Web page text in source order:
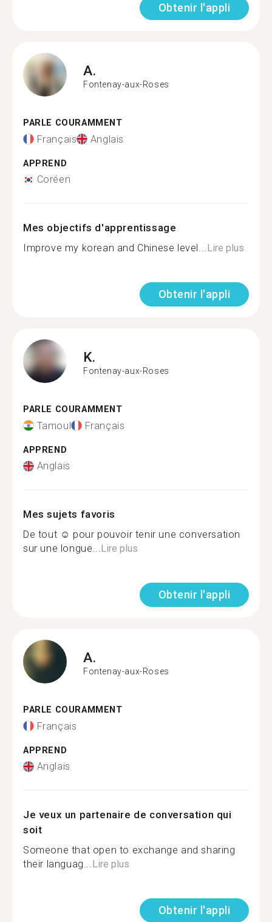
Obtenir l'appli
A.
Fontenay-aux-Roses
PARLE COURAMMENT
Français Anglais
APPREND
Coréen
Mes objectifs d'apprentissage
Improve my korean and Chinese level...Lire plus
Obtenir l'appli
K.
Fontenay-aux-Roses
PARLE COURAMMENT
Tamoul Français
APPREND
Anglais
Mes sujets favoris
De tout ☺ pour pouvoir tenir une conversation
sur une longue...Lire plus
Obtenir l'appli
A.
Fontenay-aux-Roses
PARLE COURAMMENT
Français
APPREND
Anglais
Je veux un partenaire de conversation qui
soit
Someone that open to exchange and sharing
their languag...Lire plus
Obtenir l'appli